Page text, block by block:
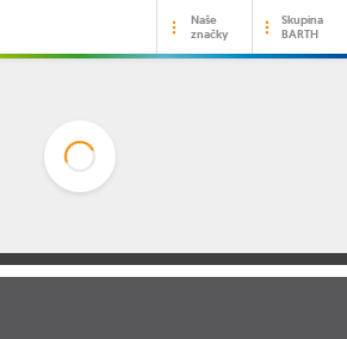
Naše
značky
Skupina
BARTH